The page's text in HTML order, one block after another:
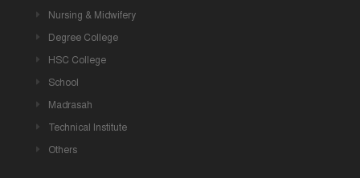
Nursing & Midwifery
Degree College
HSC College
School
Madrasah
Technical Institute
Others